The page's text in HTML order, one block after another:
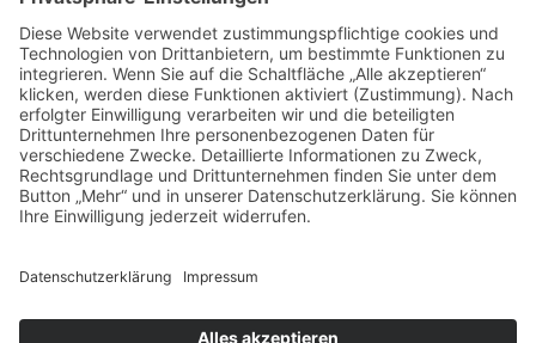
KÖB St. Georg online
Neu! - Die Bücherei St. Georg ist jetzt auch in den "Sozialen
Medien". Einfach das Logo anklicken:
Kath. Kirchengemeinde St. Mariä Himmelfahrt